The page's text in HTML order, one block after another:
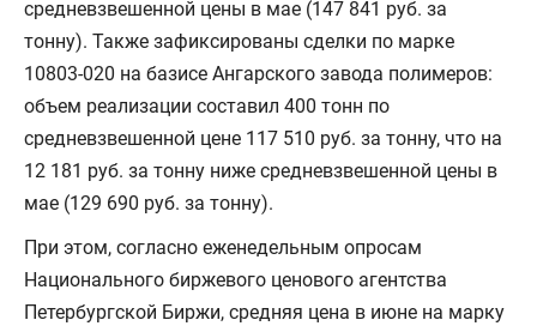
средневзвешенной цены в мае (147 841 руб. за
тонну). Также зафиксированы сделки по марке
10803-020 на базисе Ангарского завода полимеров:
объем реализации составил 400 тонн по
средневзвешенной цене 117 510 руб. за тонну, что на
12 181 руб. за тонну ниже средневзвешенной цены в
мае (129 690 руб. за тонну).
При этом, согласно еженедельным опросам
Национального биржевого ценового агентства
Петербургской Биржи, средняя цена в июне на марку